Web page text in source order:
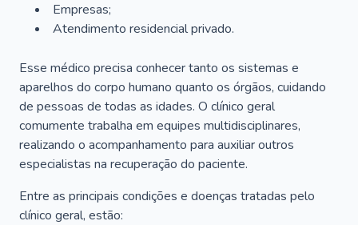
Empresas;
Atendimento residencial privado.
Esse médico precisa conhecer tanto os sistemas e
aparelhos do corpo humano quanto os órgãos, cuidando
de pessoas de todas as idades. O clínico geral
comumente trabalha em equipes multidisciplinares,
realizando o acompanhamento para auxiliar outros
especialistas na recuperação do paciente.
Entre as principais condições e doenças tratadas pelo
clínico geral, estão: